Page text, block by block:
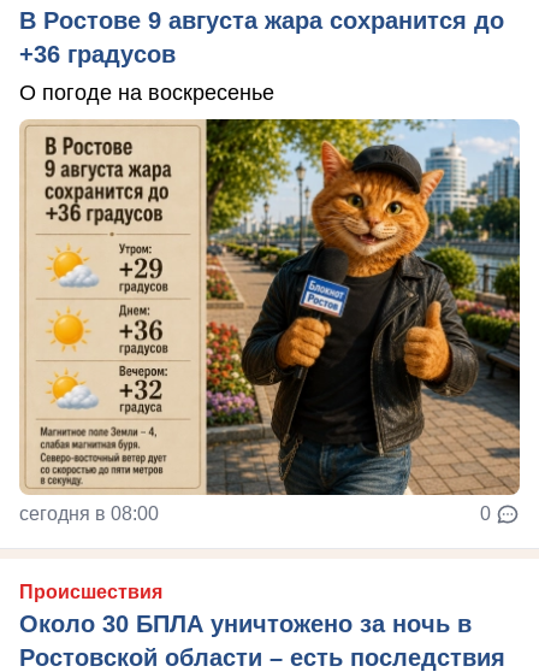
В Ростове 9 августа жара сохранится до
+36 градусов
О погоде на воскресенье
сегодня в 08:00 0
Происшествия
Около 30 БПЛА уничтожено за ночь в
Ростовской области – есть последствия